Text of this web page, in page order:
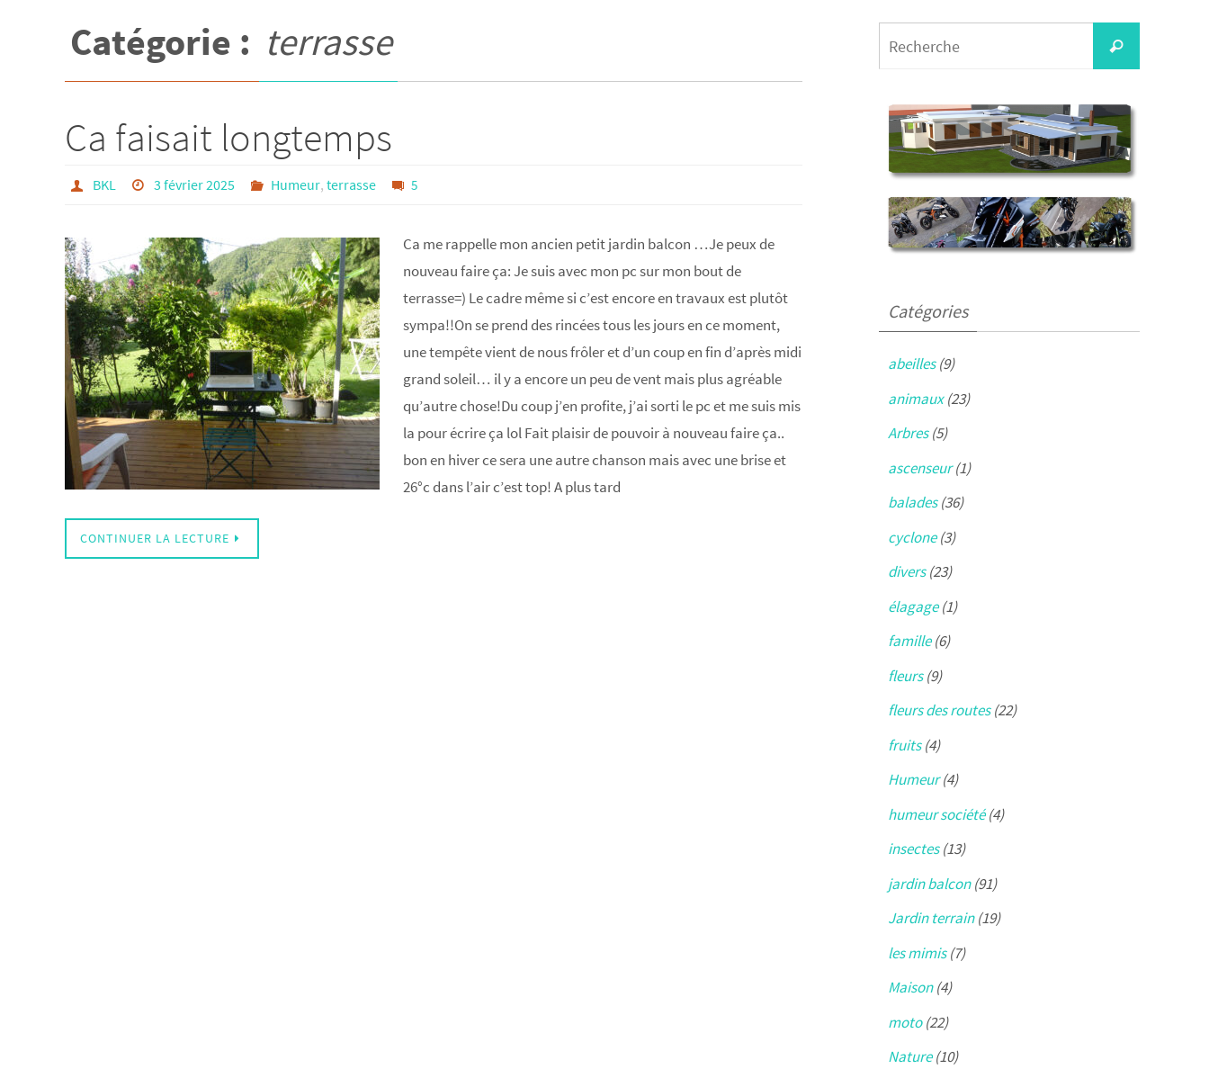
Catégorie : terrasse
Ca faisait longtemps
BKL 3 février 2025 Humeur,terrasse 5
Ca me rappelle mon ancien petit jardin balcon …Je peux de
nouveau faire ça: Je suis avec mon pc sur mon bout de
terrasse=) Le cadre même si c’est encore en travaux est plutôt
sympa!!On se prend des rincées tous les jours en ce moment,
une tempête vient de nous frôler et d’un coup en fin d’après midi
grand soleil… il y a encore un peu de vent mais plus agréable
qu’autre chose!Du coup j’en profite, j’ai sorti le pc et me suis mis
la pour écrire ça lol Fait plaisir de pouvoir à nouveau faire ça..
bon en hiver ce sera une autre chanson mais avec une brise et
26°c dans l’air c’est top! A plus tard
CONTINUER LA LECTURE
Recherche
Catégories
abeilles(9)
animaux(23)
Arbres(5)
ascenseur(1)
balades(36)
cyclone(3)
divers(23)
élagage(1)
famille(6)
fleurs(9)
fleurs des routes(22)
fruits(4)
Humeur(4)
humeur société(4)
insectes(13)
jardin balcon(91)
Jardin terrain(19)
les mimis(7)
Maison(4)
moto(22)
Nature(10)